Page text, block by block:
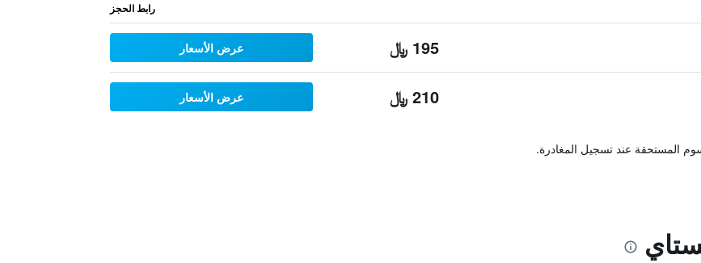
رابط الحجز
195 ﷼ عرض الأسعار
210 ﷼ عرض الأسعار
المستحقة عند تسجيل المغادرة.